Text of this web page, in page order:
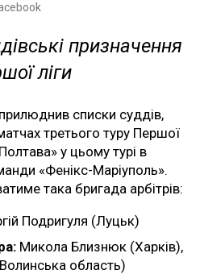
призначення
ліги
списки суддів,
третього туру Першої
у цьому турі в
«Фенікс-Маріуполь».
така бригада арбітрів:
Подригуля (Луцьк)
Микола Близнюк (Харків),
область)